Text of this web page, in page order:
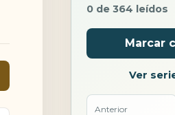
0 de 364 leídos
Marcar
Ver
Anterior